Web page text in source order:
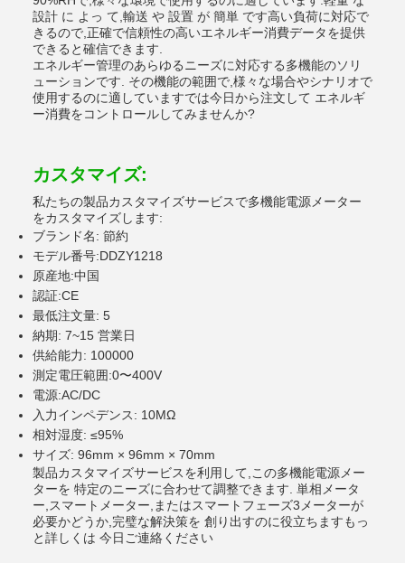
設計 に よっ て,輸送 や 設置 が 簡単 です高い負荷に対応で
きるので,正確で信頼性の高いエネルギー消費データを提供
できると確信できます.
エネルギー管理のあらゆるニーズに対応する多機能のソリ
ューションです. その機能の範囲で,様々な場合やシナリオで
使用するのに適していますでは今日から注文して エネルギ
ー消費をコントロールしてみませんか?
カスタマイズ:
私たちの製品カスタマイズサービスで多機能電源メーター
をカスタマイズします:
ブランド名: 節約
モデル番号:DDZY1218
原産地:中国
認証:CE
最低注文量: 5
納期: 7~15 営業日
供給能力: 100000
測定電圧範囲:0〜400V
電源:AC/DC
入力インペデンス: 10MΩ
相対湿度: ≤95%
サイズ: 96mm × 96mm × 70mm
製品カスタマイズサービスを利用して,この多機能電源メー
ターを 特定のニーズに合わせて調整できます. 単相メータ
ー,スマートメーター,またはスマートフェーズ3メーターが
必要かどうか,完璧な解決策を 創り出すのに役立ちますもっ
と詳しくは 今日ご連絡ください